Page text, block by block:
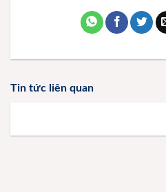
Tin tức liên quan